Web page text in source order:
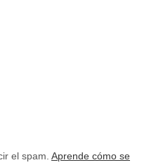
el spam. Aprende cómo se